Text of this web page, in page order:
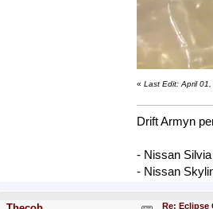
«Last Edit: April
Drift Armyn
- Nissan
- Nissan
Re: Eclipse